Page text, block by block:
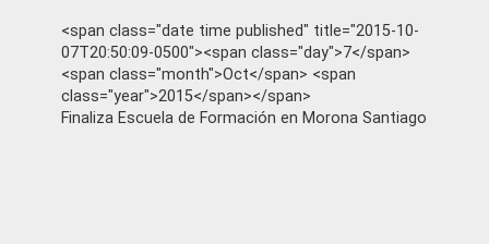
<span class="date time published" title="2015-10-
07T20:50:09-0500"><span class="day">7</span>
<span class="month">Oct</span> <span
class="year">2015</span></span>
Finaliza Escuela de Formación en Morona Santiago